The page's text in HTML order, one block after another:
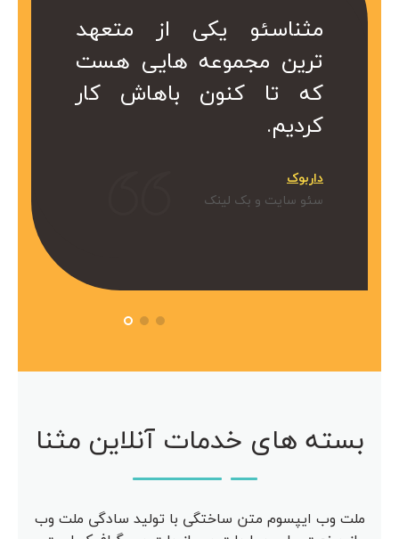
مثناسئو یک
برای ما
هست که
مثناسئو یکی از متعهد
ترین مجموعه هایی هست
که تا کنون باهاش کار
کردیم.
داربوک
سئو سایت و بک لینک
مجموعه در
هست.
کمتر از یک
ارزشمند
کا سال ها
از خدمات
استفاده
از متعهد
هایی هست
باهاش کار
بسته های خدمات آنلاین مثنا
ملت وب ایپسوم متن ساختگی با تولید سادگی ملت وب